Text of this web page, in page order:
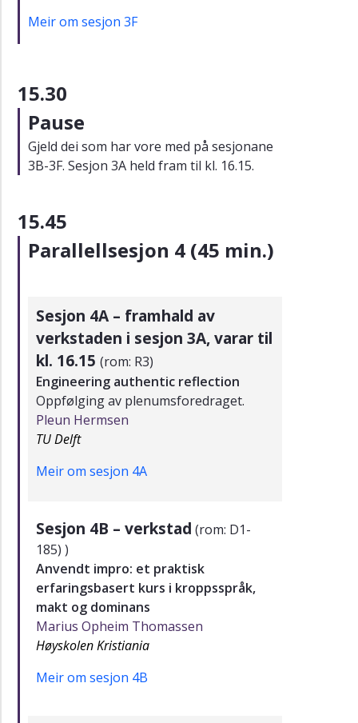
Meir om sesjon 3F
15.30
Pause
Gjeld dei som har vore med på sesjonane
3B-3F. Sesjon 3A held fram til kl. 16.15.
15.45
Parallellsesjon 4 (45 min.)
Sesjon 4A – framhald av
verkstaden i sesjon 3A, varar til
kl. 16.15 (rom: R3)
Engineering authentic reflection
Oppfølging av plenumsforedraget.
Pleun Hermsen
TU Delft
Meir om sesjon 4A
Sesjon 4B – verkstad (rom: D1-
185) )
Anvendt impro: et praktisk
erfaringsbasert kurs i kroppsspråk,
makt og dominans
Marius Opheim Thomassen
Høyskolen Kristiania
Meir om sesjon 4B